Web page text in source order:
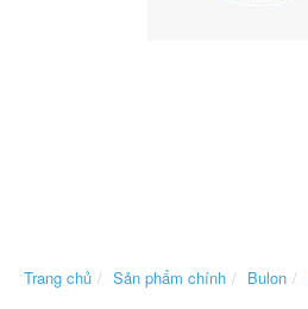
Trang chủ
Sản phẩm chính Bulon